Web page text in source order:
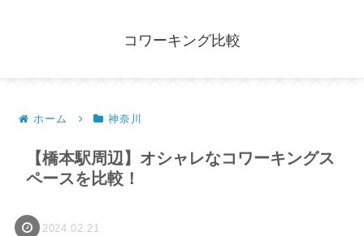
コワーキング比較
ホーム 神奈川
【橋本駅周辺】オシャレなコワーキングス
ペースを比較！
2024.02.21